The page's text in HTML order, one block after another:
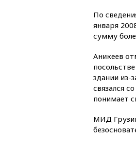
По
января
сумму
Аникеев
здании из-
связался
понимает
МИД